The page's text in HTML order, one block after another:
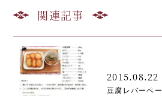
関連記事
2015.08.22
豆腐レバーペー